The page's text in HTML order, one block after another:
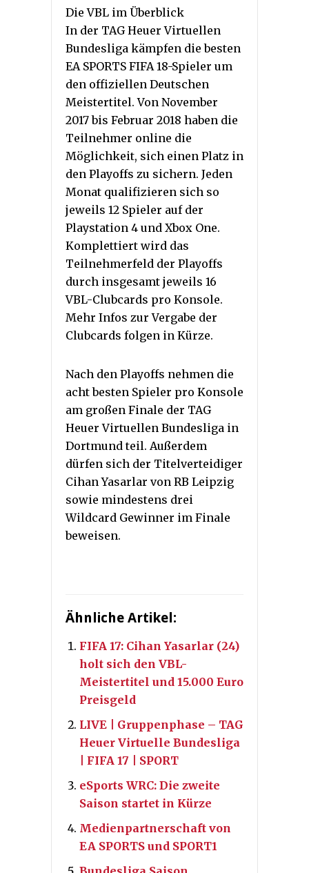
Die VBL im Überblick
In der TAG Heuer Virtuellen
Bundesliga kämpfen die besten
EA SPORTS FIFA 18-Spieler um
den offiziellen Deutschen
Meistertitel. Von November
2017 bis Februar 2018 haben die
Teilnehmer online die
Möglichkeit, sich einen Platz in
den Playoffs zu sichern. Jeden
Monat qualifizieren sich so
jeweils 12 Spieler auf der
Playstation 4 und Xbox One.
Komplettiert wird das
Teilnehmerfeld der Playoffs
durch insgesamt jeweils 16
VBL-Clubcards pro Konsole.
Mehr Infos zur Vergabe der
Clubcards folgen in Kürze.
Nach den Playoffs nehmen die
acht besten Spieler pro Konsole
am großen Finale der TAG
Heuer Virtuellen Bundesliga in
Dortmund teil. Außerdem
dürfen sich der Titelverteidiger
Cihan Yasarlar von RB Leipzig
sowie mindestens drei
Wildcard Gewinner im Finale
beweisen.
Ähnliche Artikel:
FIFA 17: Cihan Yasarlar (24)
holt sich den VBL-
Meistertitel und 15.000 Euro
Preisgeld
LIVE | Gruppenphase – TAG
Heuer Virtuelle Bundesliga
| FIFA 17 | SPORT
eSports WRC: Die zweite
Saison startet in Kürze
Medienpartnerschaft von
EA SPORTS und SPORT1